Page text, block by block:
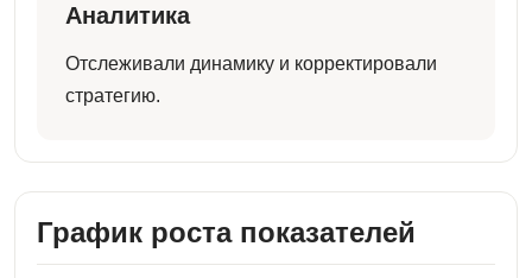
Аналитика
Отслеживали динамику и корректировали
стратегию.
График роста показателей